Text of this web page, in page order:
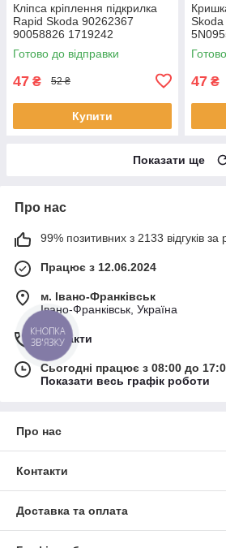
Кліпса кріплення підкрилка
Rapid Skoda 90262367
90058826 1719242
Готово до відправки
47 ₴ 52 ₴
Купити
47 ₴
Показати ще
Про нас
99% позитивних з 2133 відгуків за
Працює з 12.06.2024
м. Івано-Франківськ
Івано-Франківськ, Україна
Контакти
Сьогодні працює з 08:00 до
Показати весь графік роботи
Про нас
Контакти
Доставка та оплата
КНОПКА
ЗВ'ЯЗКУ